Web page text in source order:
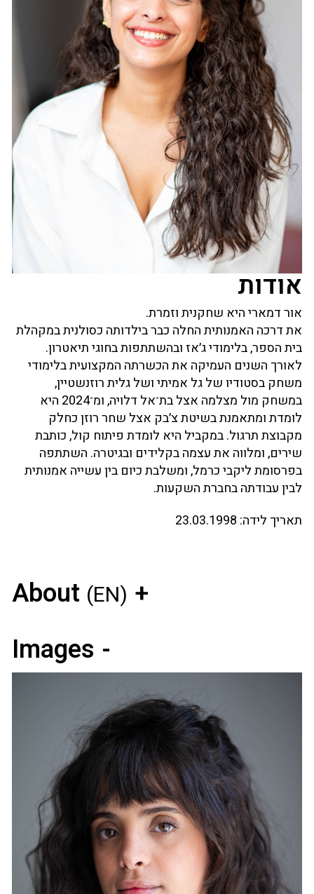
אודות
אור דמארי היא שחקנית וזמרת.
את דרכה האמנותית החלה כבר בילדותה כסולנית במקהלת
בית הספר, בלימודי ג׳אז ובהשתתפות בחוגי תיאטרון.
לאורך השנים העמיקה את הכשרתה המקצועית בלימודי
משחק בסטודיו של גל אמיתי ושל גלית רוזנשטיין,
במשחק מול מצלמה אצל בת־אל דלויה, ומ־2024 היא
לומדת ומתאמנת בשיטת צ׳בק אצל שחר רוזן כחלק
מקבוצת תרגול. במקביל היא לומדת פיתוח קול, כותבת
שירים, ומלווה את עצמה בקלידים ובגיטרה. השתתפה
בפרסומת ליקבי כרמל, ומשלבת כיום בין עשייה אמנותית
לבין עבודתה בחברת השקעות.
תאריך לידה:
About (EN)
Images